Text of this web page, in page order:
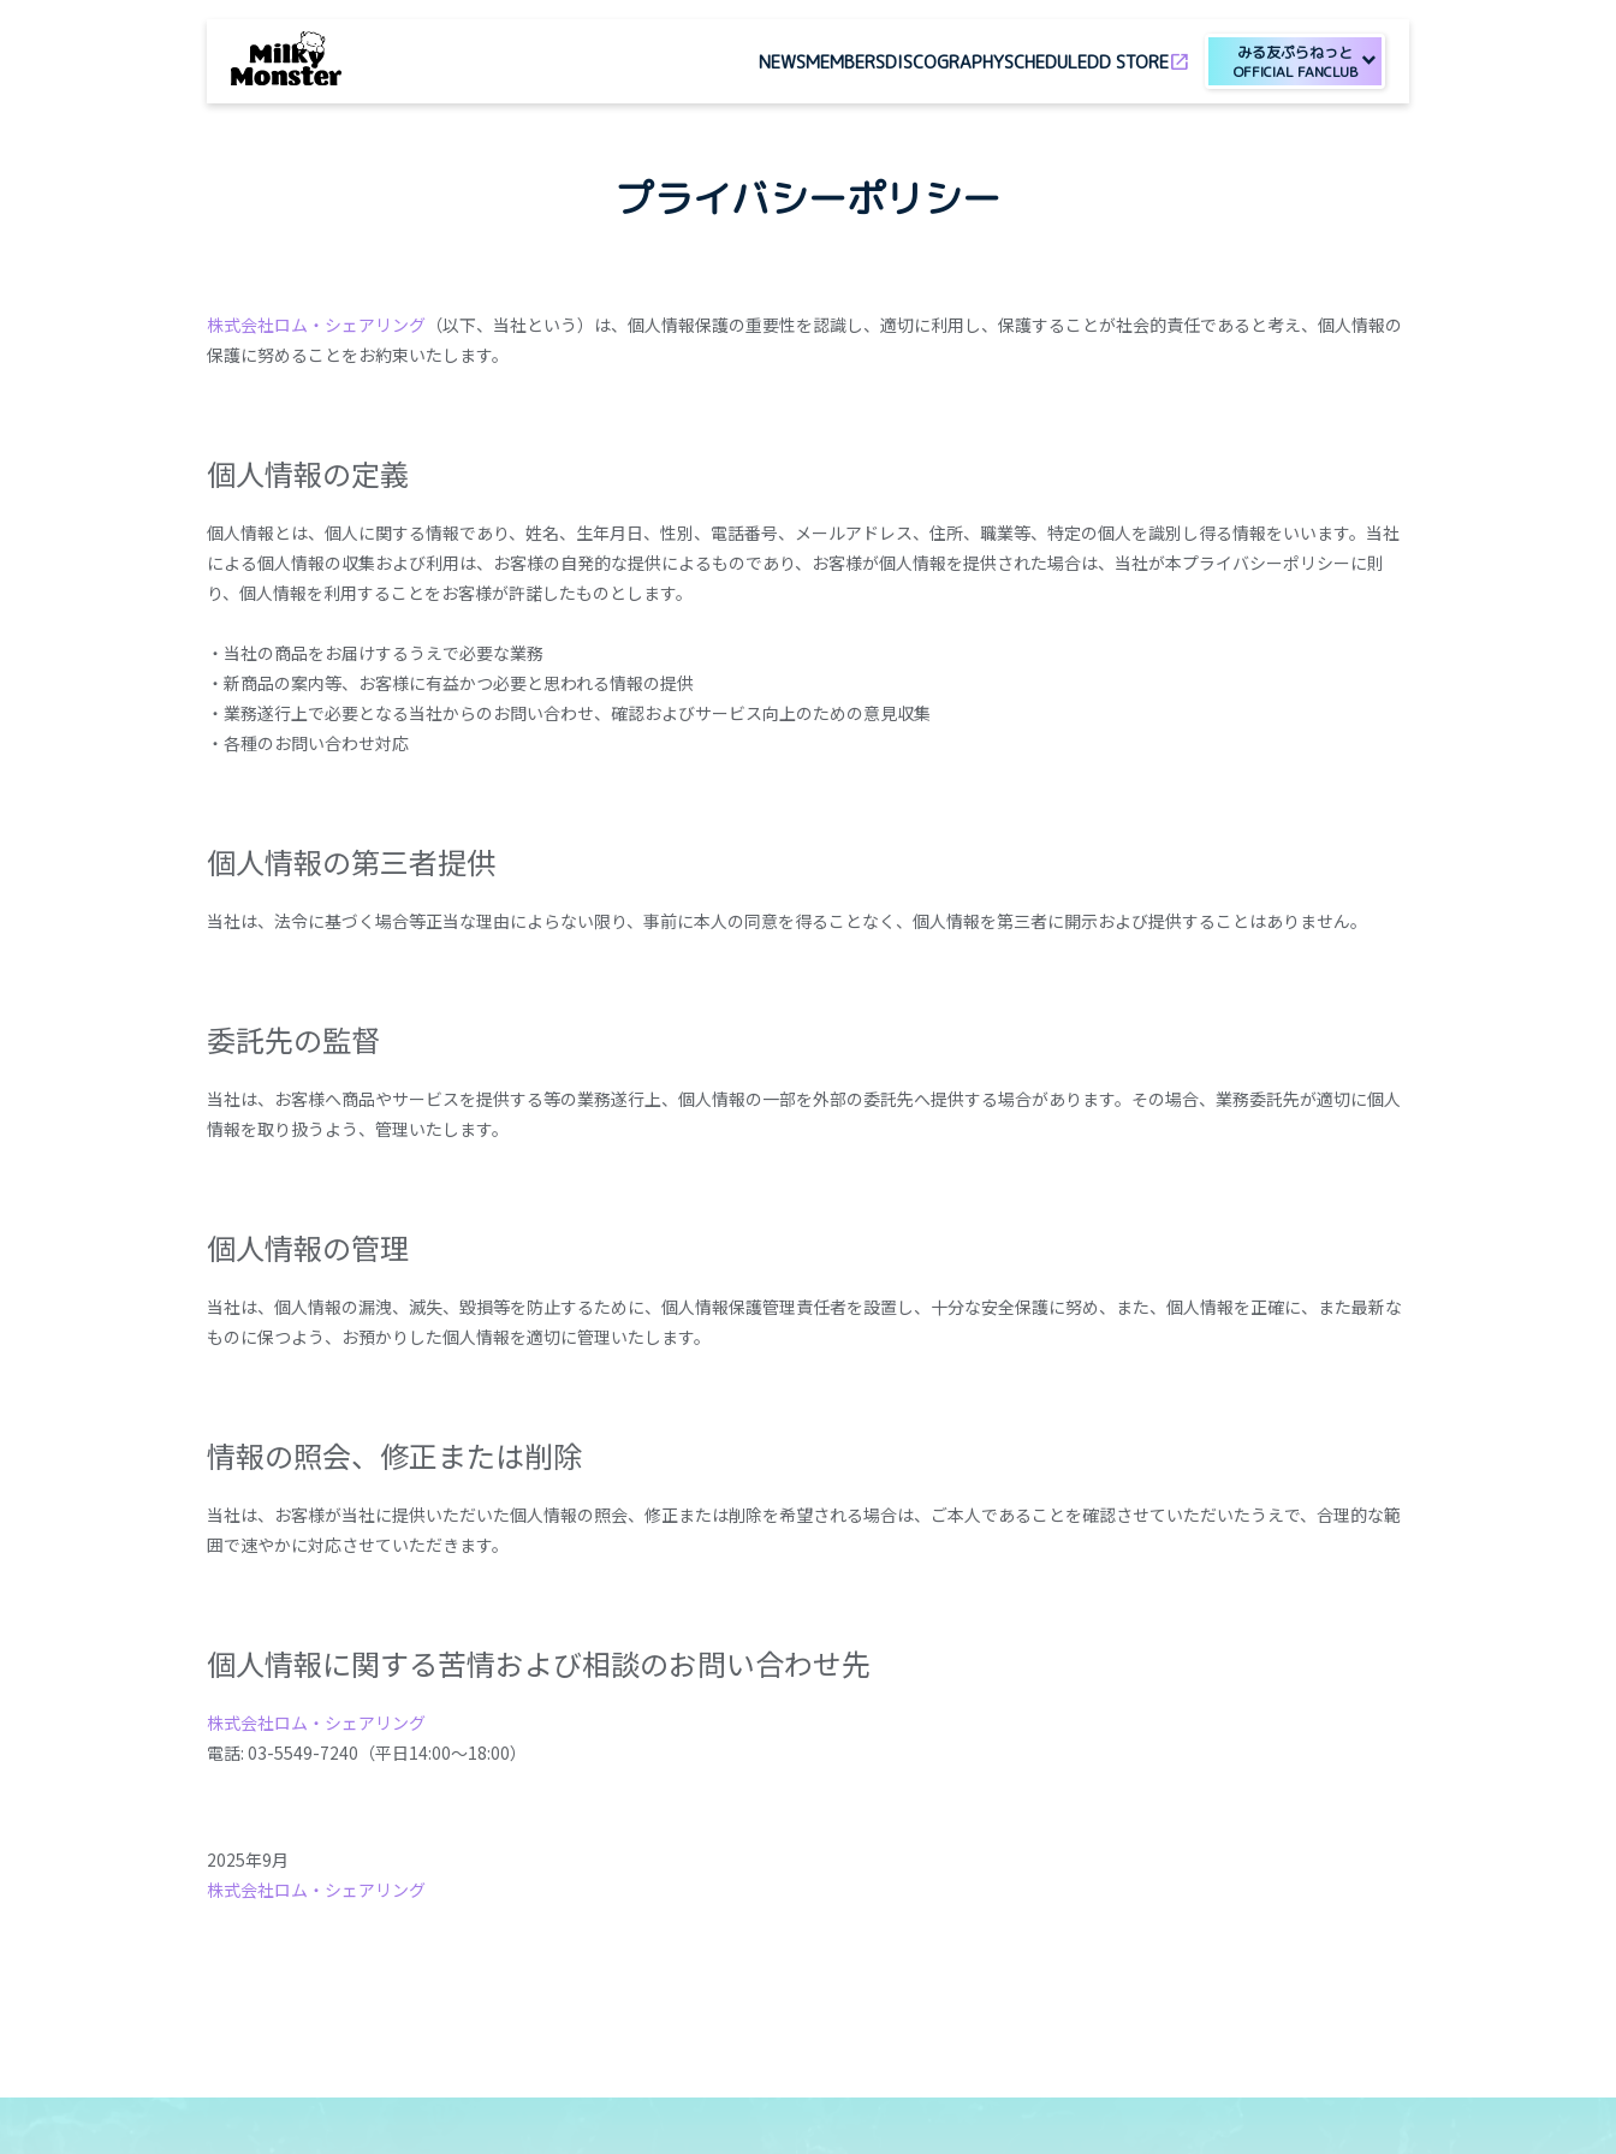
NEWSMEMBERSDISCOGRAPHYSCHEDULEDD STOREopen_in_new
みる友ぷらねっと
OFFICIAL FANCLUB
プライバシーポリシー
株式会社ロム・シェアリング （以下、当社という）は、個人情報保護の重要性を認識し、適切に利用し、保護することが社会的責任であると考え、個人情報の
保護に努めることをお約束いたします。
個人情報の定義
個人情報とは、個人に関する情報であり、姓名、生年月日、性別、電話番号、メールアドレス、住所、職業等、特定の個人を識別し得る情報をいいます。当社
による個人情報の収集および利用は、お客様の自発的な提供によるものであり、お客様が個人情報を提供された場合は、当社が本プライバシーポリシーに則
り、個人情報を利用することをお客様が許諾したものとします。
・当社の商品をお届けするうえで必要な業務
・新商品の案内等、お客様に有益かつ必要と思われる情報の提供
・業務遂行上で必要となる当社からのお問い合わせ、確認およびサービス向上のための意見収集
・各種のお問い合わせ対応
個人情報の第三者提供
当社は、法令に基づく場合等正当な理由によらない限り、事前に本人の同意を得ることなく、個人情報を第三者に開示および提供することはありません。
委託先の監督
当社は、お客様へ商品やサービスを提供する等の業務遂行上、個人情報の一部を外部の委託先へ提供する場合があります。その場合、業務委託先が適切に個人
情報を取り扱うよう、管理いたします。
個人情報の管理
当社は、個人情報の漏洩、滅失、毀損等を防止するために、個人情報保護管理責任者を設置し、十分な安全保護に努め、また、個人情報を正確に、また最新な
ものに保つよう、お預かりした個人情報を適切に管理いたします。
情報の照会、修正または削除
当社は、お客様が当社に提供いただいた個人情報の照会、修正または削除を希望される場合は、ご本人であることを確認させていただいたうえで、合理的な範
囲で速やかに対応させていただきます。
個人情報に関する苦情および相談のお問い合わせ先
株式会社ロム・シェアリング
電話: 03-5549-7240（平日14:00～18:00）
2025年9月
株式会社ロム・シェアリング